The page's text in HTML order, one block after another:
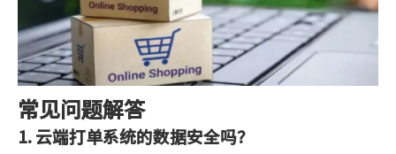
常见问题解答
1. 云端打单系统的数据安全吗？